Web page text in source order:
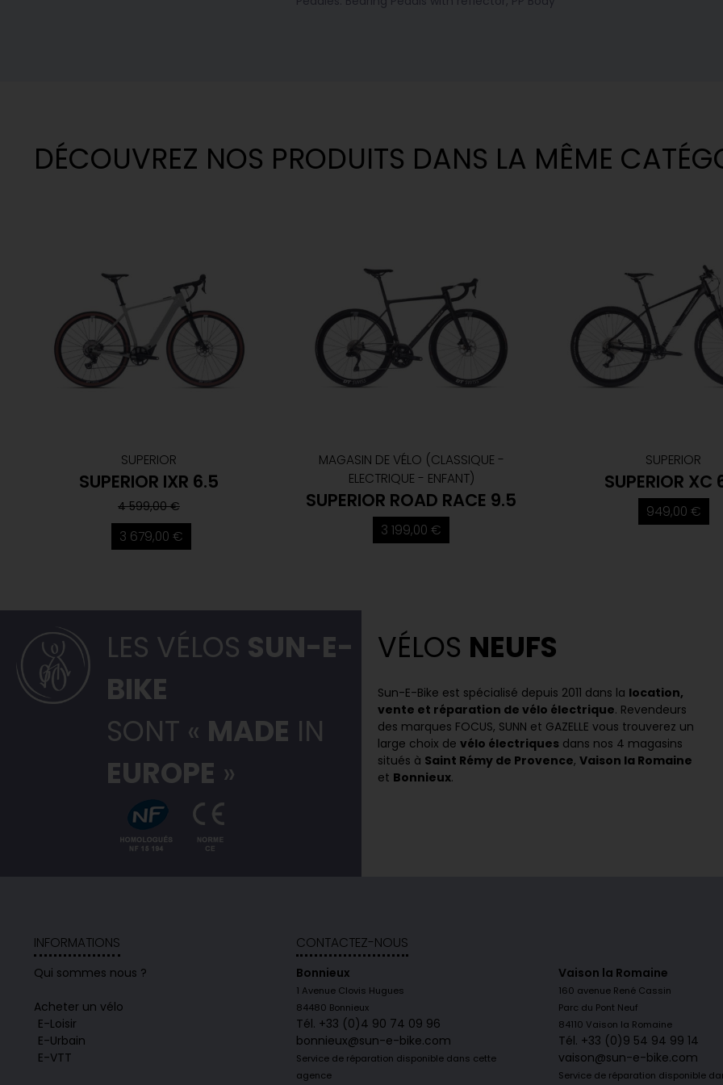
DÉCOUVREZ NOS PRODUITS DANS LA MÊME
SUPERIOR
SUPERIOR IXR 6.5
4 599,00 €
3 679,00 €
MAGASIN DE VÉLO (CLASSIQUE -
ELECTRIQUE - ENFANT)
SUPERIOR ROAD RACE 9.5
3 199,00 €
SUPERIOR
SUPERIOR XC
949,00 €
LES VÉLOS SUN-E-
BIKE
SONT « MADE IN
EUROPE »
VÉLOS NEUFS
Sun-E-Bike est spécialisé depuis 2011 dans la location,
vente et réparation de vélo électrique. Revendeurs
des marques FOCUS, SUNN et GAZELLE vous trouverez un
large choix de vélo électriques dans nos 4 magasins
situés à Saint Rémy de Provence, Vaison la Romaine
et Bonnieux.
INFORMATIONS
Qui sommes nous ?
Acheter un vélo
E-Loisir
E-Urbain
E-VTT
CONTACTEZ-NOUS
Bonnieux
1 Avenue Clovis Hugues
84480 Bonnieux
Tél. +33 (0)4 90 74 09 96
bonnieux@sun-e-bike.com
Service de réparation disponible dans cette
agence
Vaison la Romaine
160 avenue René Cassin
Parc du Pont Neuf
84110 Vaison la Romaine
Tél. +33 (0)9 54 94 99 14
vaison@sun-e-bike.com
Service de réparation disponible